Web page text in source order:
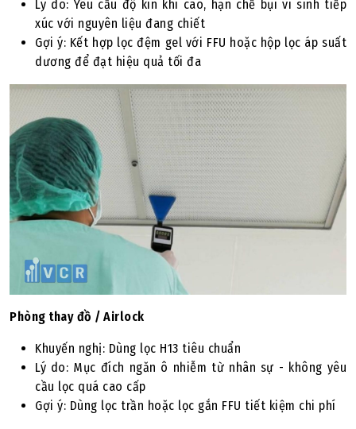
Lý do: Yêu cầu độ kín khí cao, hạn chế bụi vi sinh tiếp
xúc với nguyên liệu đang chiết
Gợi ý: Kết hợp lọc đệm gel với FFU hoặc hộp lọc áp suất
dương để đạt hiệu quả tối đa
Phòng thay đồ / Airlock
Khuyến nghị: Dùng lọc H13 tiêu chuẩn
Lý do: Mục đích ngăn ô nhiễm từ nhân sự - không yêu
cầu lọc quá cao cấp
Gợi ý: Dùng lọc trần hoặc lọc gắn FFU tiết kiệm chi phí